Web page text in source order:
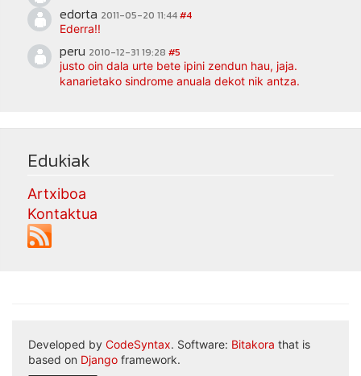
edorta 2011-05-20 11:44#4
Ederra!!
peru 2010-12-31 19:28 #5
justo oin dala urte bete ipini zendun hau, jaja.
kanarietako sindrome anuala dekot nik antza.
Edukiak
Artxiboa
Kontaktua
Developed by CodeSyntax. Software: Bitakora that is
based on Django framework.